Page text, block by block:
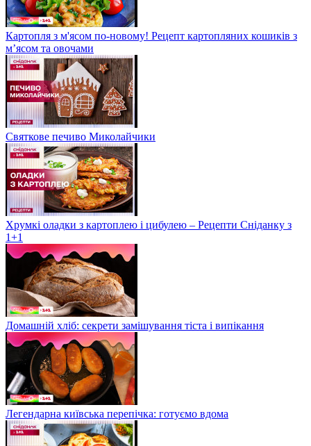
Картопля з м'ясом по-новому! Рецепт картопляних кошиків з
м’ясом та овочами
Святкове печиво Миколайчики
Хрумкі оладки з картоплею і цибулею – Рецепти Сніданку з
1+1
Домашній хліб: секрети замішування тіста і випікання
Легендарна київська перепічка: готуємо вдома